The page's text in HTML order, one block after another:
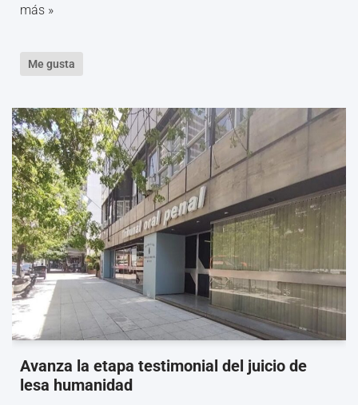
más »
Me gusta
Avanza la etapa testimonial del juicio de
lesa humanidad